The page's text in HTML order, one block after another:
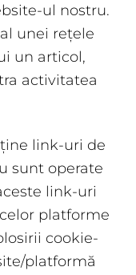
ul nostru.
unei rețele
un articol,
activitatea
link-uri de
sunt operate
link-uri
platforme
cookie-
platformă